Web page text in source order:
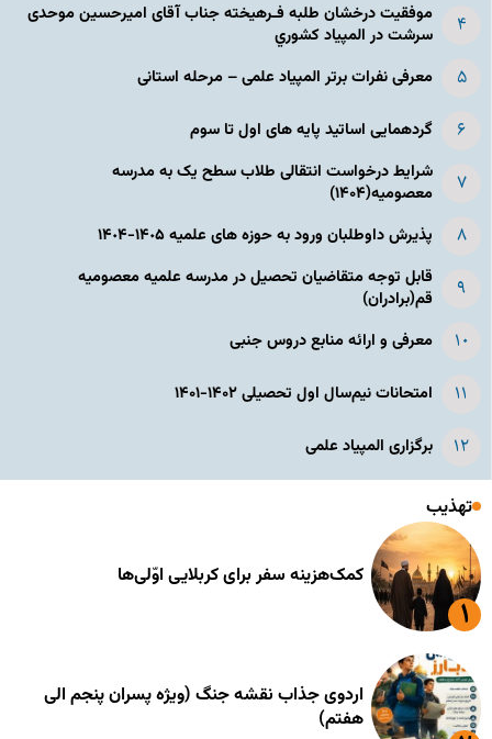
موفقیت درخشان طلبه فـرهیخته جناب آقای امیرحسین موحدی
سرشت در المپياد كشوري
معرفی نفرات برتر المپیاد علمی – مرحله استانی
گردهمایی اساتید پایه های اول تا سوم
شرایط درخواست انتقالی طلاب سطح یک به مدرسه
معصومیه(۱۴۰۴)
پذیرش داوطلبان ورود به حوزه های علمیه ١۴٠۵-١۴٠۴
قابل توجه متقاضیان تحصیل در مدرسه علمیه معصومیه
قم(برادران)
معرفی و ارائه منابع دروس جنبی
امتحانات نیم‌سال اول تحصیلی ۱۴۰۲-۱۴۰۱
برگزاری المپیاد علمی
تهذیب
کمک‌هزینه سفر برای کربلایی اوّلی‌ها
اردوی جذاب نقشه جنگ (ویژه پسران پنجم الی
هفتم)